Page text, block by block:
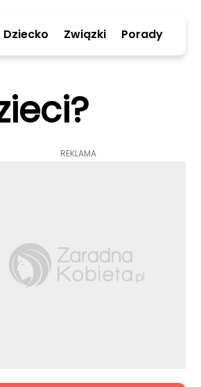
Dziecko Związki Porady
REKLAMA